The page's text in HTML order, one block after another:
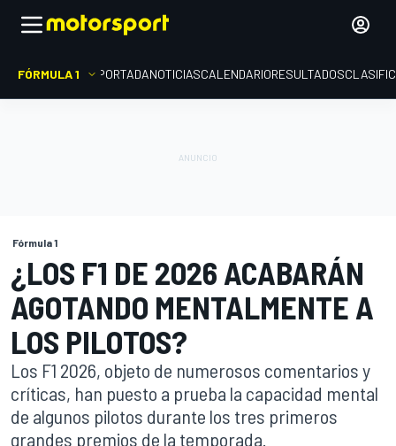
FÓRMULA 1 PORTADANOTICIASCALENDARIORESULTADOS
Fórmula 1
¿LOS F1 DE 2026 ACABARÁN
AGOTANDO MENTALMENTE A
LOS PILOTOS?
Los F1 2026, objeto de numerosos comentarios y
críticas, han puesto a prueba la capacidad mental
de algunos pilotos durante los tres primeros
grandes premios de la temporada.